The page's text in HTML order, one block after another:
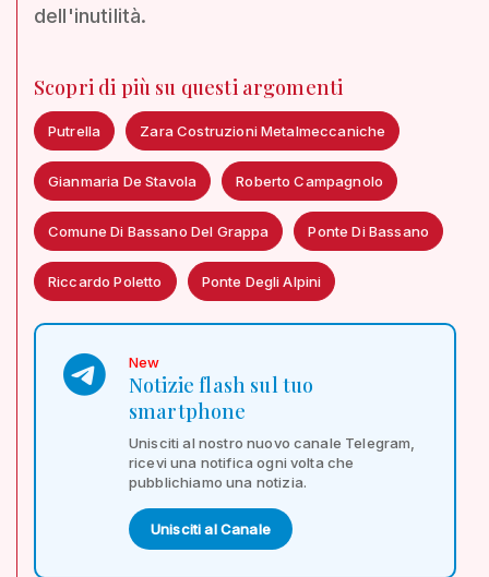
dell'inutilità.
Scopri di più su questi argomenti
Putrella Zara Costruzioni Metalmeccaniche
Gianmaria De Stavola Roberto Campagnolo
Comune Di Bassano Del Grappa Ponte Di Bassano
Riccardo Poletto Ponte Degli Alpini
New
Notizie flash sul tuo
smartphone
Unisciti al nostro nuovo canale Telegram,
ricevi una notifica ogni volta che
pubblichiamo una notizia.
Unisciti al Canale